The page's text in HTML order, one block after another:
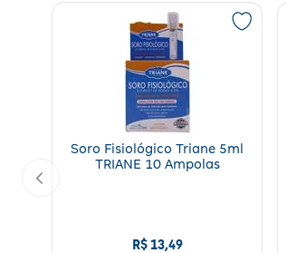
Soro Fisiológico Triane 5ml
TRIANE 10 Ampolas
R$ 13,49